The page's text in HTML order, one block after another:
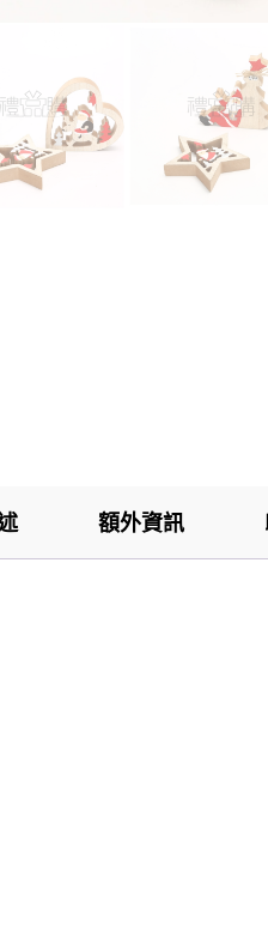
額外資訊